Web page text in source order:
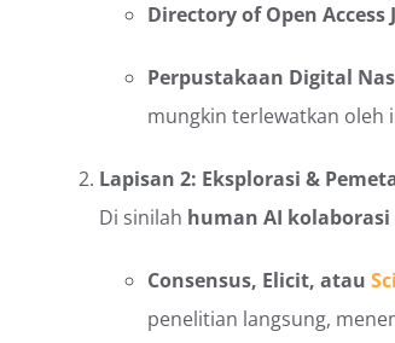
Directory of Open Access
Perpustakaan Digital
mungkin terlewatkan oleh
Lapisan 2: Eksplorasi &
Di sinilah human AI kolaborasi
Consensus, Elicit, atau
penelitian langsung,